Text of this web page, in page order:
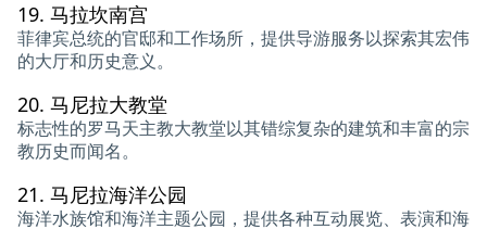
19. 马拉坎南宫
菲律宾总统的官邸和工作场所，提供导游服务以探索其宏伟
的大厅和历史意义。
20. 马尼拉大教堂
标志性的罗马天主教大教堂以其错综复杂的建筑和丰富的宗
教历史而闻名。
21. 马尼拉海洋公园
海洋水族馆和海洋主题公园，提供各种互动展览、表演和海